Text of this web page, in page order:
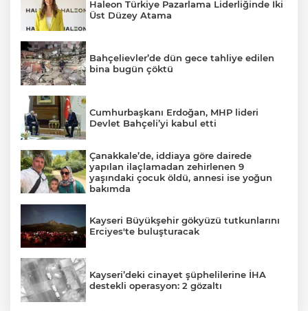
Haleon Türkiye Pazarlama Liderliğinde İki
Üst Düzey Atama
Bahçelievler’de dün gece tahliye edilen
bina bugün çöktü
Cumhurbaşkanı Erdoğan, MHP lideri
Devlet Bahçeli’yi kabul etti
Çanakkale’de, iddiaya göre dairede
yapılan ilaçlamadan zehirlenen 9
yaşındaki çocuk öldü, annesi ise yoğun
bakımda
Kayseri Büyükşehir gökyüzü tutkunlarını
Erciyes'te buluşturacak
Kayseri’deki cinayet şüphelilerine İHA
destekli operasyon: 2 gözaltı